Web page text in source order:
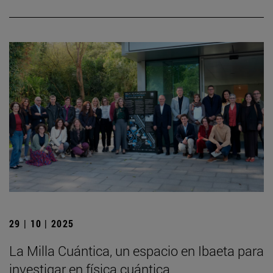
29 | 10 | 2025
La Milla Cuántica, un espacio en Ibaeta para
investigar en física cuántica